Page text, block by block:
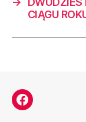
CIĄGU
Facebook